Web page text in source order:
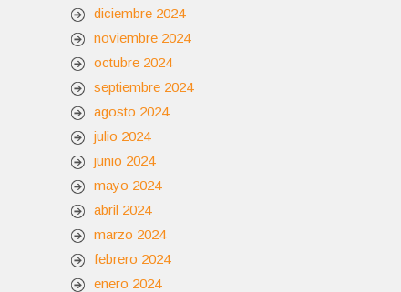
diciembre 2024
noviembre 2024
octubre 2024
septiembre 2024
agosto 2024
julio 2024
junio 2024
mayo 2024
abril 2024
marzo 2024
febrero 2024
enero 2024